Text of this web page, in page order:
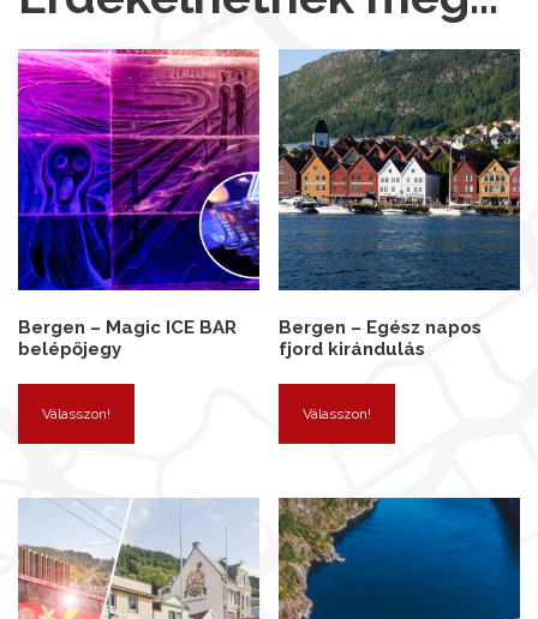
Bergen – Magic ICE BAR
belépőjegy
Válasszon!
Bergen – Egész napos
fjord kirándulás
Válasszon!